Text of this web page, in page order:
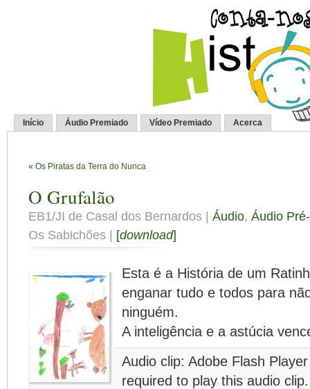
Início Áudio Premiado Vídeo Premiado Acerca
« Os Piratas da Terra do Nunca
O Grufalão
EB1/JI de Casal dos Bernardos | Áudio, Áudio
Os Sabichões | [download]
Esta é a História de um
enganar tudo e todos para
ninguém.
A inteligência e a astúcia
Audio clip: Adobe Flash
required to play this audio